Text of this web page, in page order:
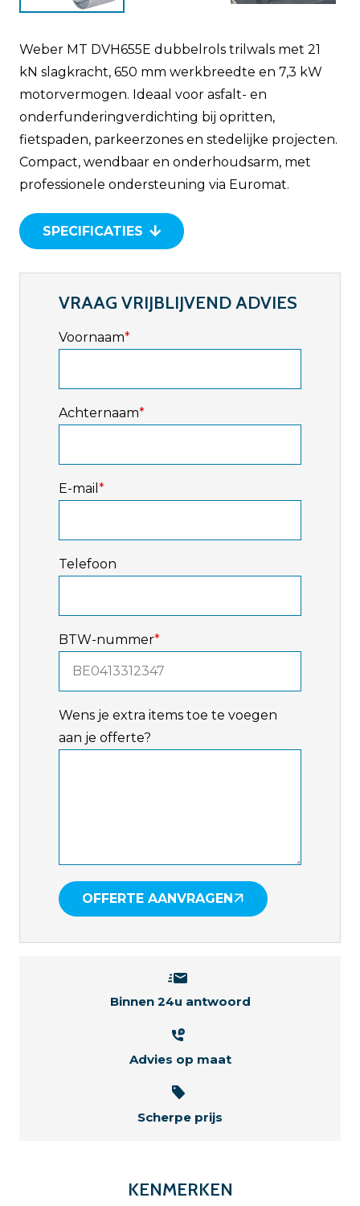
Weber MT DVH655E dubbelrols trilwals met 21
kN slagkracht, 650 mm werkbreedte en 7,3 kW
motorvermogen. Ideaal voor asfalt- en
onderfunderingverdichting bij opritten,
fietspaden, parkeerzones en stedelijke projecten.
Compact, wendbaar en onderhoudsarm, met
professionele ondersteuning via Euromat.
SPECIFICATIES
VRAAG VRIJBLIJVEND ADVIES
Voornaam*
Achternaam*
E-mail *
Telefoon
BTW-nummer*
Wens je extra items toe te voegen
aan je offerte?
OFFERTE AANVRAGEN
Binnen 24u antwoord
Advies op maat
Scherpe prijs
KENMERKEN